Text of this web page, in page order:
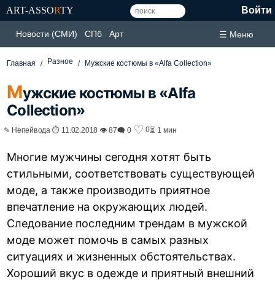
ART-ASSORTY Войти
Новости (СМИ) СПб Арт ☰ Меню
Главная Разное Мужские костюмы в «Alfa Collection»
Мужские костюмы в «Alfa
Collection»
✎ Непейвода ⏱ 11.02.2018 👁 87🗨 0 ♡ 0⏳ 1 мин
Многие мужчины сегодня хотят быть
стильными, соответствовать существующей
моде, а также производить приятное
впечатление на окружающих людей.
Следование последним трендам в мужской
моде может помочь в самых разных
ситуациях и жизненных обстоятельствах.
Хороший вкус в одежде и приятный внешний